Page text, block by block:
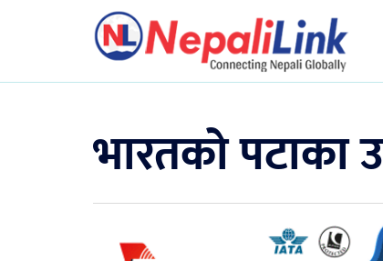
भारतको पटाका